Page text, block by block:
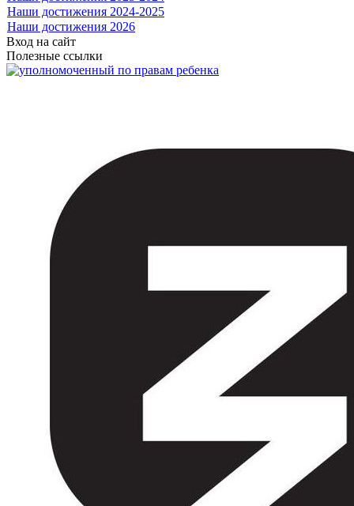
Наши достижения 2024-2025
Наши достижения 2026
Вход на сайт
Полезные ссылки